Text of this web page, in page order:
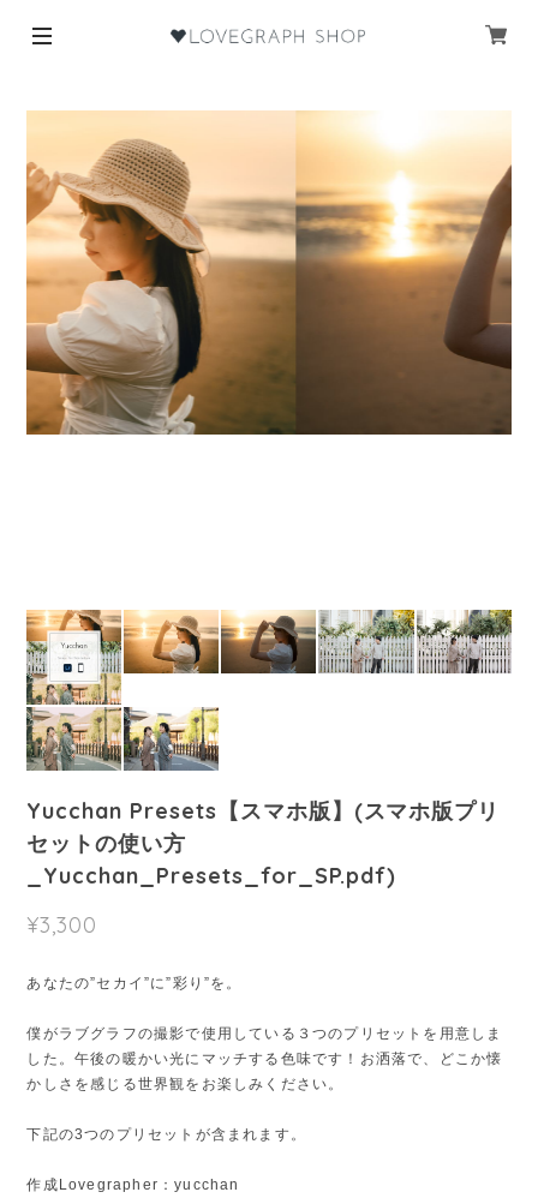
Yucchan Presets【スマホ版】(スマホ版プリ
セットの使い方
_Yucchan_Presets_for_SP.pdf)
¥3,300
あなたの”セカイ”に”彩り”を。
僕がラブグラフの撮影で使用している３つのプリセットを用意しま
した。午後の暖かい光にマッチする色味です！お洒落で、どこか懐
かしさを感じる世界観をお楽しみください。
下記の3つのプリセットが含まれます。
作成Lovegrapher：yucchan